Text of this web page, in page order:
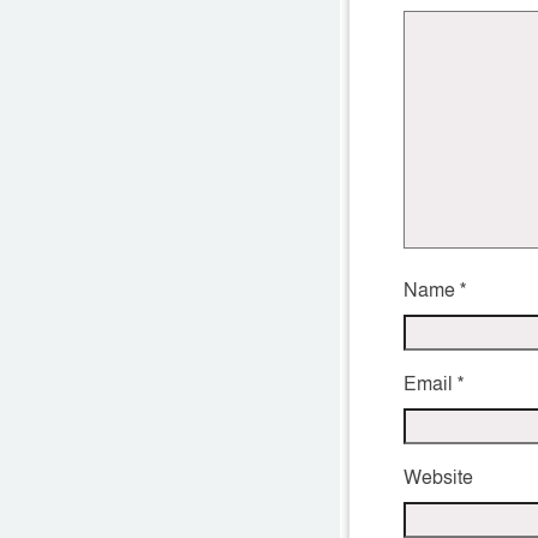
Name*
Email *
Website